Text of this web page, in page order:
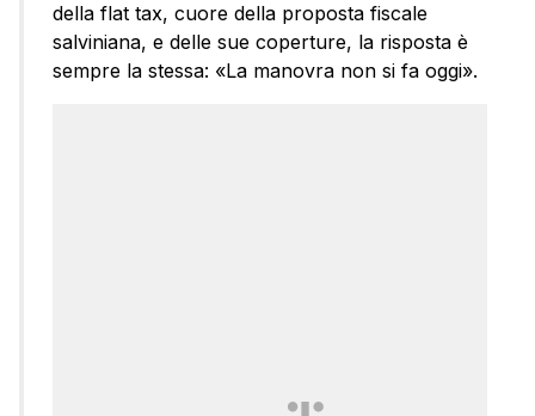
della flat tax, cuore della proposta fiscale
salviniana, e delle sue coperture, la risposta è
sempre la stessa: «La manovra non si fa oggi».